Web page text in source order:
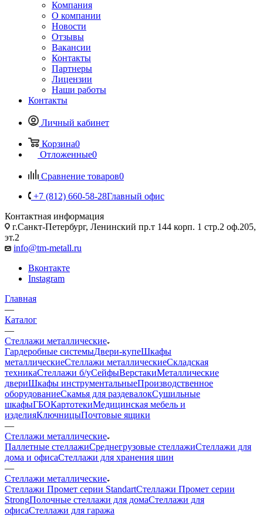
Компания
О компании
Новости
Отзывы
Вакансии
Контакты
Партнеры
Лицензии
Наши работы
Контакты
Личный кабинет
Корзина0
Отложенные0
Сравнение товаров0
+7 (812) 660-58-28Главный офис
Контактная информация
г.Санкт-Петербург, Ленинский пр.т 144 корп. 1 стр.2 оф.205,
эт.2
info@tm-metall.ru
Вконтакте
Instagram
Главная
—
Каталог
—
Стеллажи металлические
Гардеробные системыДвери-купеШкафы
металлическиеСтеллажи металлическиеСкладская
техникаСтеллажи б/уСейфыВерстакиМеталлические
двериШкафы инструментальныеПроизводственное
оборудованиеСкамья для раздевалокСушильные
шкафыГБОКартотекиМедицинская мебель и
изделияКлючницыПочтовые ящики
—
Стеллажи металлические
Паллетные стеллажиСреднегрузовые стеллажиСтеллажи для
дома и офисаСтеллажи для хранения шин
—
Стеллажи металлические
Стеллажи Промет серии StandartСтеллажи Промет серии
StrongПолочные стеллажи для домаСтеллажи для
офисаСтеллажи для гаража